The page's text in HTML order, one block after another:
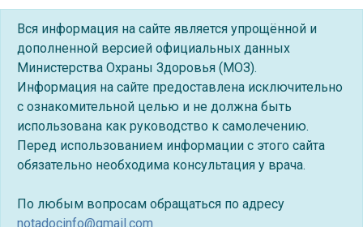
Вся информация на сайте является упрощённой и
дополненной версией официальных данных
Министерства Охраны Здоровья (МОЗ).
Информация на сайте предоставлена исключительно
с ознакомительной целью и не должна быть
использована как руководство к самолечению.
Перед использованием информации с этого сайта
обязательно необходима консультация у врача.
По любым вопросам обращаться по адресу
notadocinfo@gmail.com